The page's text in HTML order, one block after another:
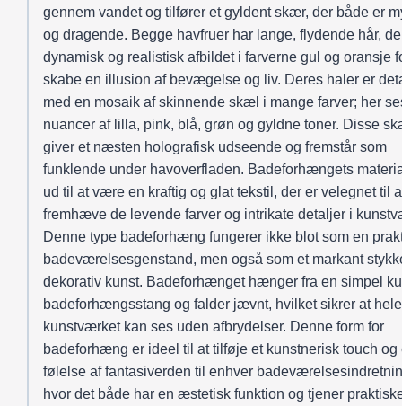
gennem vandet og tilfører et gyldent skær, der både er
og dragende. Begge havfruer har lange, flydende hår,
dynamisk og realistisk afbildet i farverne gul og oransje
skabe en illusion af bevægelse og liv. Deres haler er
med en mosaik af skinnende skæl i mange farver; her
nuancer af lilla, pink, blå, grøn og gyldne toner. Disse
giver et næsten holografisk udseende og fremstår som
funklende under havoverfladen. Badeforhængets
ud til at være en kraftig og glat tekstil, der er velegnet til
fremhæve de levende farver og intrikate detaljer i
Denne type badeforhæng fungerer ikke blot som en
badeværelsesgenstand, men også som et markant
dekorativ kunst. Badeforhænget hænger fra en simpel
badeforhængsstang og falder jævnt, hvilket sikrer at hele
kunstværket kan ses uden afbrydelser. Denne form for
badeforhæng er ideel til at tilføje et kunstnerisk touch og
følelse af fantasiverden til enhver
hvor det både har en æstetisk funktion og tjener